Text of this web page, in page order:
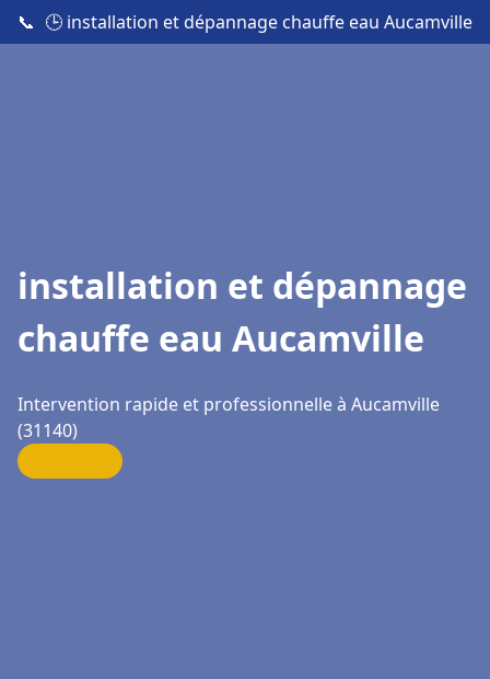
📞 🕒 installation et dépannage chauffe eau Aucamville
installation et dépannage
chauffe eau Aucamville
Intervention rapide et professionnelle à Aucamville
(31140)